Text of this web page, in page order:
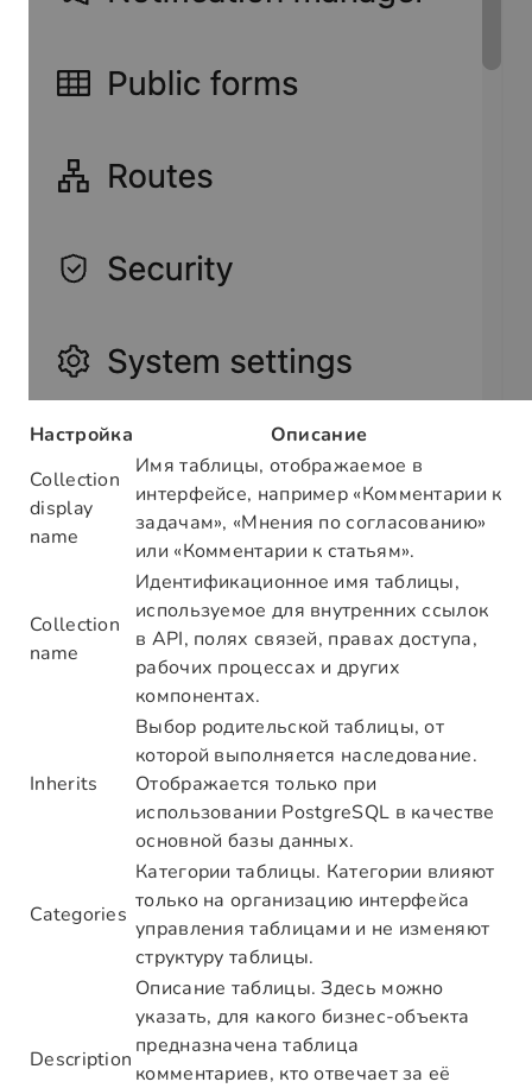
Настройка
Описание
Collection
display
name
Имя таблицы, отображаемое в
интерфейсе, например «Комментарии к
задачам», «Мнения по согласованию»
или «Комментарии к статьям».
Collection
name
Идентификационное имя таблицы,
используемое для внутренних ссылок
в API, полях связей, правах доступа,
рабочих процессах и других
компонентах.
Inherits
Выбор родительской таблицы, от
которой выполняется наследование.
Отображается только при
использовании PostgreSQL в качестве
основной базы данных.
Categories
Категории таблицы. Категории влияют
только на организацию интерфейса
управления таблицами и не изменяют
структуру таблицы.
Description
Описание таблицы. Здесь можно
указать, для какого бизнес-объекта
предназначена таблица
комментариев, кто отвечает за её